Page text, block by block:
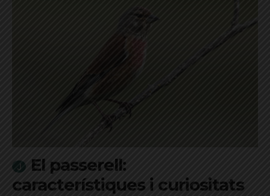
El passerell:
característiques i curiositats